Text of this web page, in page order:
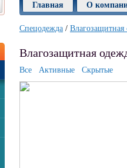
Главная О
Спецодежда / Влагозащитная
Влагозащитная
Все Активные Скрытые